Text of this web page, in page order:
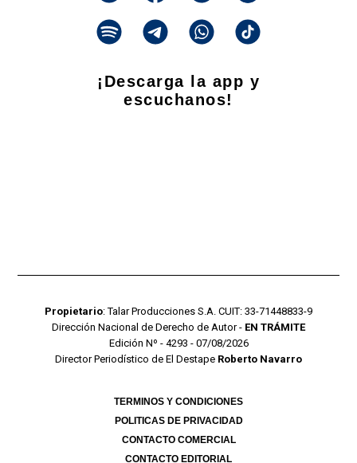
¡Descarga la app y
escuchanos!
Propietario: Talar Producciones S.A. CUIT: 33-71448833-9
Dirección Nacional de Derecho de Autor - EN TRÁMITE
Edición Nº - 4293 - 07/08/2026
Director Periodístico de El Destape Roberto Navarro
TERMINOS Y CONDICIONES
POLITICAS DE PRIVACIDAD
CONTACTO COMERCIAL
CONTACTO EDITORIAL